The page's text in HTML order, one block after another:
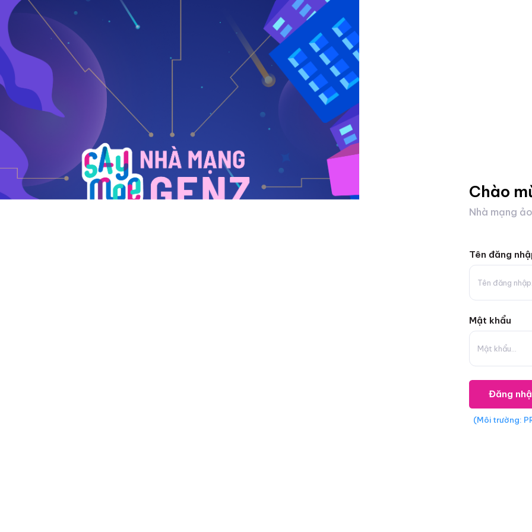
Chào
Nhà mạng
Tên đăng
Mật khẩu
Đăng
(Môi trường: